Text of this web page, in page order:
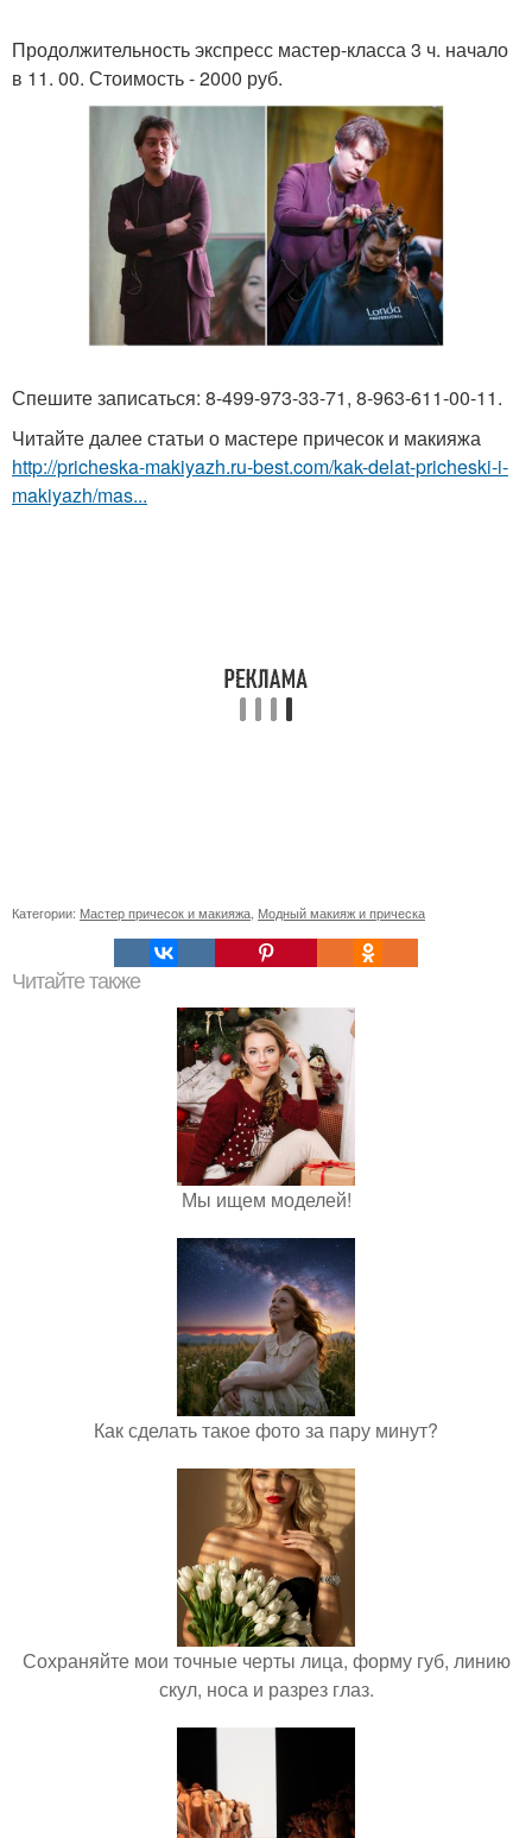
Продолжительность экспресс мастер-класса 3 ч. начало
в 11. 00. Стоимость - 2000 руб.
Спешите записаться: 8-499-973-33-71, 8-963-611-00-11.
Читайте далее статьи о мастере причесок и макияжа
http://pricheska-makiyazh.ru-best.com/kak-delat-pricheski-i-
makiyazh/mas...
Категории: Мастер причесок и макияжа Модный макияж и прическа
Читайте также
Мы ищем моделей!
Как сделать такое фото за пару минут?
Сохраняйте мои точные черты лица, форму губ, линию
скул, носа и разрез глаз.